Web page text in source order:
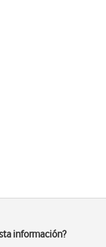
información?